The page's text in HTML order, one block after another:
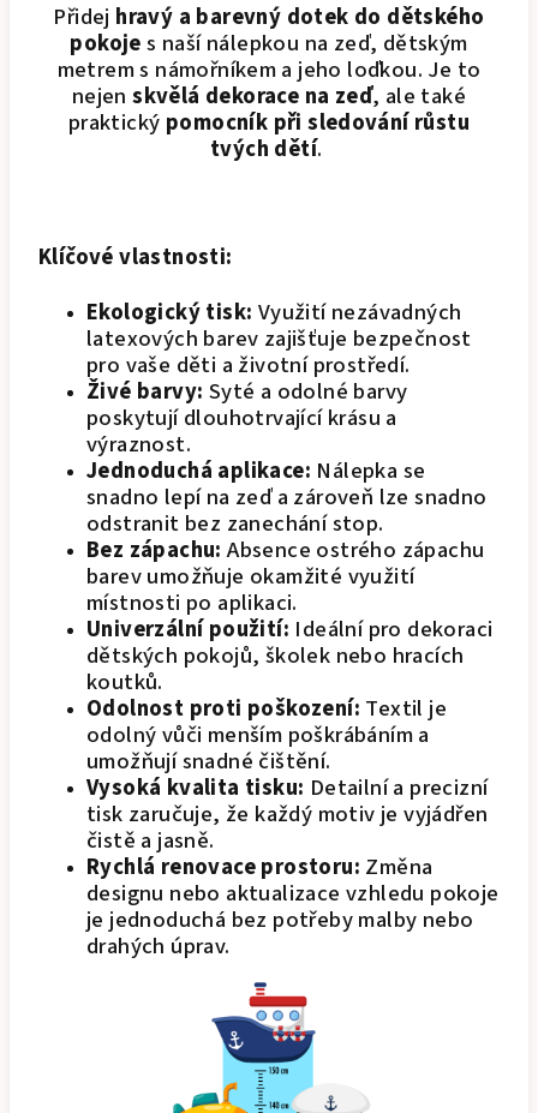
Přidej hravý a barevný dotek do dětského
pokojes naší nálepkou na zeď, dětským
metrem s námořníkem a jeho loďkou. Je to
nejenskvělá dekorace na zeď, ale také
praktický pomocník při sledování růstu
tvých dětí.
Klíčové vlastnosti:
Ekologický tisk: Využití nezávadných
latexových barev zajišťuje bezpečnost
pro vaše děti a životní prostředí.
Živé barvy: Syté a odolné barvy
poskytují dlouhotrvající krásu a
výraznost.
Jednoduchá aplikace: Nálepka se
snadno lepí na zeď a zároveň lze snadno
odstranit bez zanechání stop.
Bez zápachu:Absence ostrého zápachu
barev umožňuje okamžité využití
místnosti po aplikaci.
Univerzální použití: Ideální pro dekoraci
dětských pokojů, školek nebo hracích
koutků.
Odolnost proti poškození: Textil je
odolný vůči menším poškrábáním a
umožňují snadné čištění.
Vysoká kvalita tisku: Detailní a precizní
tisk zaručuje, že každý motiv je vyjádřen
čistě a jasně.
Rychlá renovace prostoru: Změna
designu nebo aktualizace vzhledu pokoje
je jednoduchá bez potřeby malby nebo
drahých úprav.